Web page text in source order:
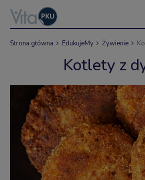
Strona główna EdukujeMy Żywienie
Kotlety z